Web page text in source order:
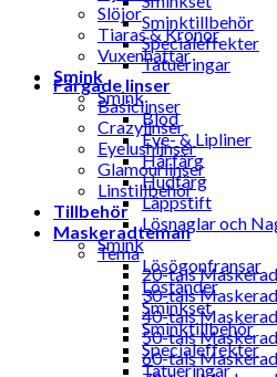
Sminktillbehör
Specialeffekter
Tatueringar
Färgade linser
Basiclinser
Crazylinser
Eyelushlinser
Glamourlinser
Linstillbehör
Tillbehör
Maskeradteman
Tema
20-tals Maskerad
30-tals Maskerad
40-tals Maskerad
50-tals Maskerad
60-tals Maskerad
Slöjor
Tiaras & Kronor
Vuxenhattar
Smink
Smink
Blod
Eye- & Lipliner
Hårfärg
Hudfärg
Läppstift
Lösnaglar och
Smink
Lösögonfransar
Löständer
Sminkset
Sminktillbehör
Specialeffekter
Tatueringar